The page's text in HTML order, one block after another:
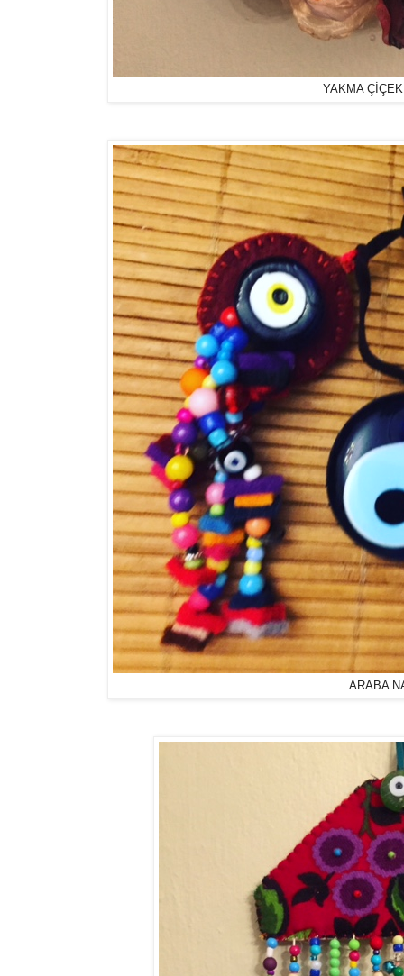
YAKMA
ARABA